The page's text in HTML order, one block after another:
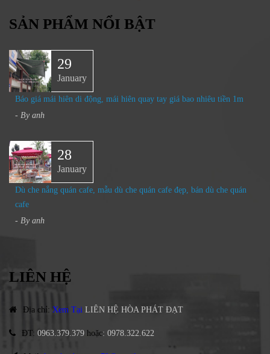
SẢN PHẨM NỔI BẬT
29
January
Báo giá mái hiên di động, mái hiên quay tay giá bao nhiêu tiền 1m
- By anh
28
January
Dù che nắng quán cafe, mẫu dù che quán cafe đẹp, bán dù che quán
cafe
- By anh
LIÊN HỆ
Địa chỉ: Xem Tại LIÊN HỆ HÒA PHÁT ĐẠT
ĐT: 0963.379.379 hoặc: 0978.322.622